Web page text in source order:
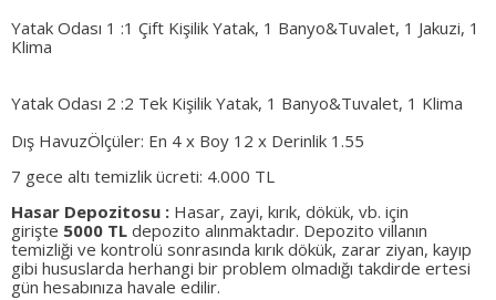
Yatak Odası 1 :1 Çift Kişilik Yatak, 1 Banyo&Tuvalet, 1 Jakuzi, 1
Klima
Yatak Odası 2 :2 Tek Kişilik Yatak, 1 Banyo&Tuvalet, 1 Klima
Dış HavuzÖlçüler: En 4 x Boy 12 x Derinlik 1.55
7 gece altı temizlik ücreti: 4.000 TL
Hasar Depozitosu : Hasar, zayi, kırık, dökük, vb. için
girişte 5000 TL depozito alınmaktadır. Depozito villanın
temizliği ve kontrolü sonrasında kırık dökük, zarar ziyan, kayıp
gibi hususlarda herhangi bir problem olmadığı takdirde ertesi
gün hesabınıza havale edilir.